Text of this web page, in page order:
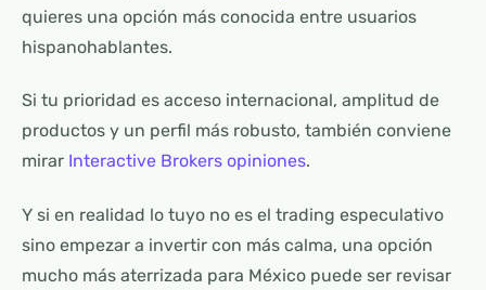
quieres una opción más conocida entre usuarios
hispanohablantes.
Si tu prioridad es acceso internacional, amplitud de
productos y un perfil más robusto, también conviene
mirar Interactive Brokers opiniones.
Y si en realidad lo tuyo no es el trading especulativo
sino empezar a invertir con más calma, una opción
mucho más aterrizada para México puede ser revisar